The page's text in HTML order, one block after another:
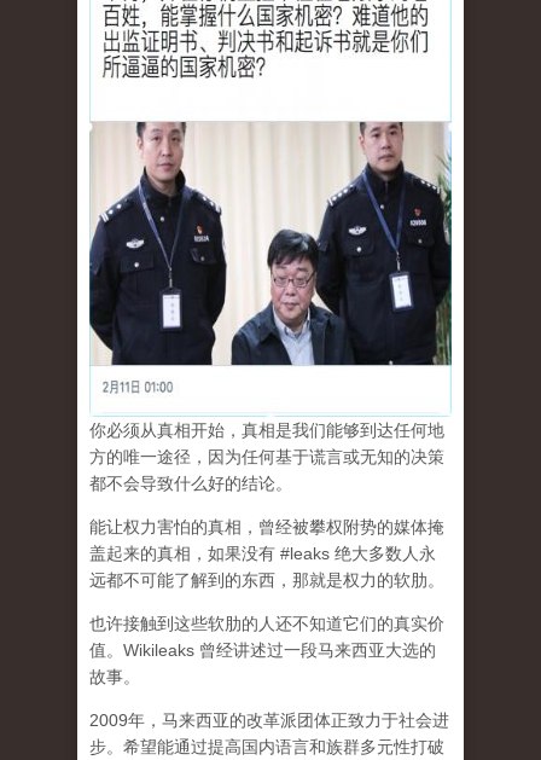
你必须从真相开始，真相是我们能够到达任何地
方的唯一途径，因为任何基于谎言或无知的决策
都不会导致什么好的结论。
能让权力害怕的真相，曾经被攀权附势的媒体掩
盖起来的真相，如果没有 #leaks 绝大多数人永
远都不可能了解到的东西，那就是权力的软肋。
也许接触到这些软肋的人还不知道它们的真实价
值。Wikileaks 曾经讲述过一段马来西亚大选的
故事。
2009年，马来西亚的改革派团体正致力于社会进
步。希望能通过提高国内语言和族群多元性打破